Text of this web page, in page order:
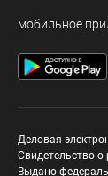
мобильное
Деловая
Свидетельство
Выдано